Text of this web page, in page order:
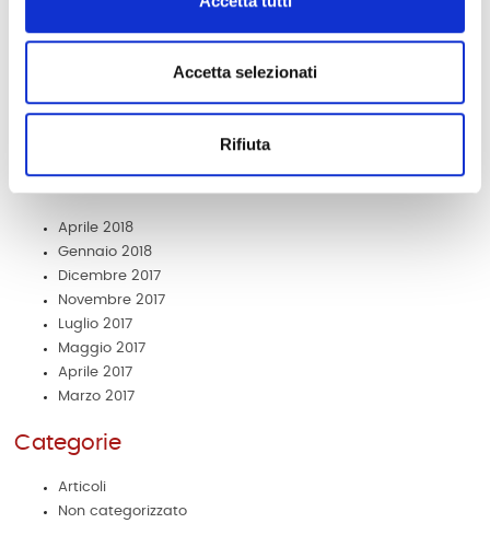
Accetta selezionati
Rifiuta
Corso GDPR a Milano
Sale riunioni a Milano
Condivisione ufficio a Milano
Workshop di fotografia a Milano
Archivio
Aprile 2018
Gennaio 2018
Dicembre 2017
Novembre 2017
Luglio 2017
Maggio 2017
Aprile 2017
Marzo 2017
Categorie
Articoli
Non categorizzato